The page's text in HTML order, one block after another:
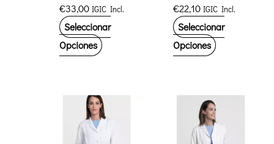
de
producto
€33,00 IGIC Incl.
Seleccionar
Opciones Este
múltiples
variantes.
Las
€22,10 IGIC Incl.
Seleccionar
Opciones Este
múltiples
variantes.
Las